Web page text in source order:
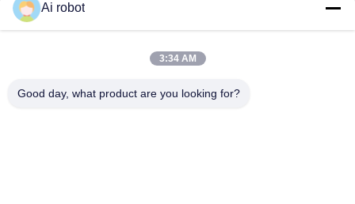
VIVI DENTAI
LABORATORY
Ai robot
3:34 AM
Good day, what product are you looking for?